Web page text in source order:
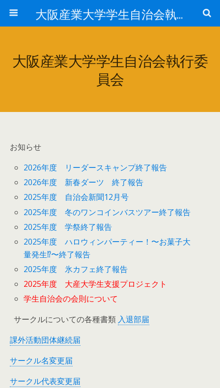
大阪産業大学学生自治会執行委員会
大阪産業大学学生自治会執行委
員会
お知らせ
2026年度 リーダースキャンプ終了報告
2026年度 新春ダーツ 終了報告
2025年度 自治会新聞12月号
2025年度 冬のワンコインバスツアー終了報告
2025年度 学祭終了報告
2025年度 ハロウィンパーティー！〜お菓子大
量発生⁉︎〜終了報告
2025年度 氷カフェ終了報告
2025年度 大産大学生支援プロジェクト
学生自治会の会則について
サークルについての各種書類 入退部届
課外活動団体継続届
サークル名変更届
サークル代表変更届